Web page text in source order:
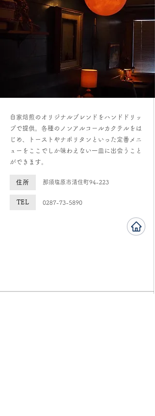
​自家焙煎のオリジナルブレンドをハンドドリッ
プで提供。各種のノンアルコールカクテルをは
じめ、トーストやナポリタンといった定番メニ
ューをここでしか味わえない一皿に出会うこと
ができます。
住所 ​那須塩原市清住町94-223
TEL ​0287-73-5890